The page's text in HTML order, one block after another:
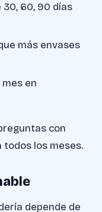
30, 60, 90 días
más envases
en
con
los meses.
depende de